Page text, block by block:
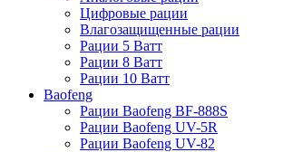
Цифровые рации
Влагозащищенные рации
Рации 5 Ватт
Рации 8 Ватт
Рации 10 Ватт
Baofeng
Рации Baofeng BF-888S
Рации Baofeng UV-5R
Рации Baofeng UV-82